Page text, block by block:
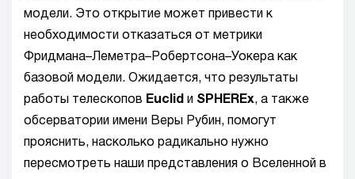
модели. Это открытие может привести к
необходимости отказаться от метрики
Фридмана–Леметра–Робертсона–Уокера как
базовой модели. Ожидается, что результаты
работы телескопов Euclid и SPHEREx, а также
обсерватории имени Веры Рубин, помогут
прояснить, насколько радикально нужно
пересмотреть наши представления о Вселенной в